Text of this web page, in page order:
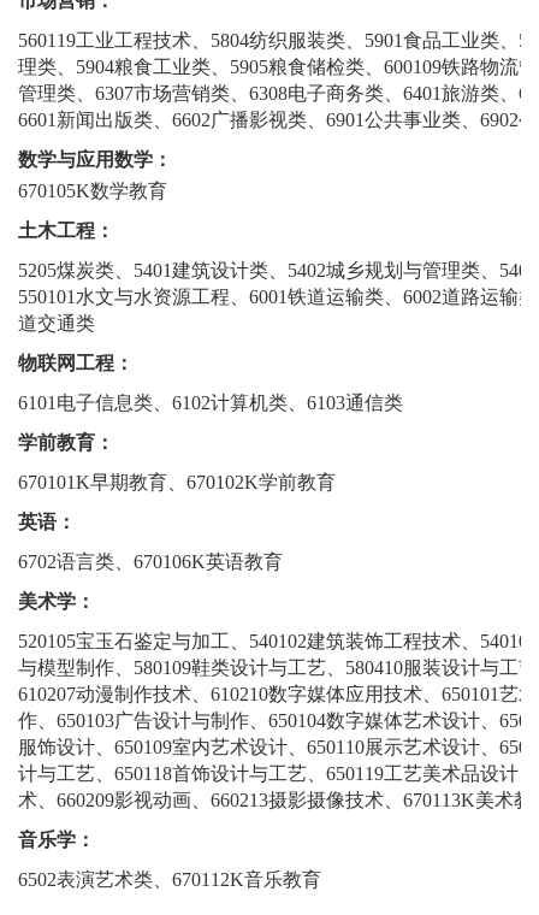
560119工业工程技术、5804纺织服装类、5901食品工业类、
理类、5904粮食工业类、5905粮食储检类、600109铁路物流
管理类、6307市场营销类、6308电子商务类、6401旅游类、
6601新闻出版类、6602广播影视类、6901公共事业类、6902
数学与应用数学：
670105K数学教育
土木工程：
5205煤炭类、5401建筑设计类、5402城乡规划与管理类、
550101水文与水资源工程、6001铁道运输类、6002道路运输
道交通类
物联网工程：
6101电子信息类、6102计算机类、6103通信类
学前教育：
670101K早期教育、670102K学前教育
英语：
6702语言类、670106K英语教育
美术学：
520105宝玉石鉴定与加工、540102建筑装饰工程技术、
与模型制作、580109鞋类设计与工艺、580410服装设计与工
610207动漫制作技术、610210数字媒体应用技术、650101艺
作、650103广告设计与制作、650104数字媒体艺术设计、
服饰设计、650109室内艺术设计、650110展示艺术设计、
计与工艺、650118首饰设计与工艺、650119工艺美术品设计
术、660209影视动画、660213摄影摄像技术、670113K美术教
音乐学：
6502表演艺术类、670112K音乐教育